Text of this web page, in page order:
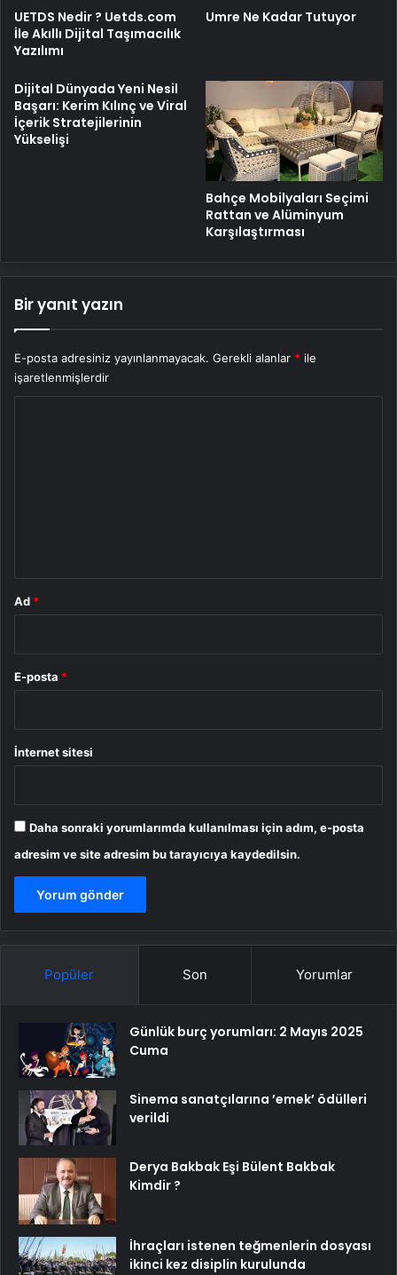
UETDS Nedir ? Uetds.com
İle Akıllı Dijital Taşımacılık
Yazılımı
Umre Ne Kadar Tutuyor
Dijital Dünyada Yeni Nesil
Başarı: Kerim Kılınç ve Viral
İçerik Stratejilerinin
Yükselişi
Bahçe Mobilyaları Seçimi
Rattan ve Alüminyum
Karşılaştırması
Bir yanıt yazın
E-posta adresiniz yayınlanmayacak. Gerekli alanlar * ile
işaretlenmişlerdir
Ad *
E-posta *
İnternet sitesi
Daha sonraki yorumlarımda kullanılması için adım, e-posta
adresim ve site adresim bu tarayıcıya kaydedilsin.
Popüler Son Yorumlar
Günlük burç yorumları: 2 Mayıs 2025
Cuma
Sinema sanatçılarına ’emek’ ödülleri
verildi
Derya Bakbak Eşi Bülent Bakbak
Kimdir ?
İhraçları istenen teğmenlerin dosyası
ikinci kez disiplin kurulunda